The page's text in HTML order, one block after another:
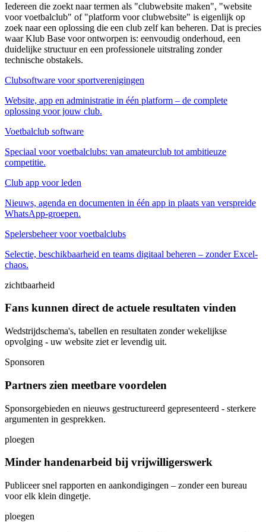
Iedereen die zoekt naar termen als "clubwebsite maken", "website
voor voetbalclub" of "platform voor clubwebsite" is eigenlijk op
zoek naar een oplossing die een club zelf kan beheren. Dat is precies
waar Klub Base voor ontworpen is: eenvoudig onderhoud, een
duidelijke structuur en een professionele uitstraling zonder
technische obstakels.
Clubsoftware voor sportverenigingen
Website, app en administratie in één platform – de complete
oplossing voor jouw club.
Voetbalclub software
Speciaal voor voetbalclubs: van amateurclub tot ambitieuze
competitie.
Club app voor leden
Nieuws, agenda en documenten in één app in plaats van verspreide
WhatsApp-groepen.
Spelersbeheer voor voetbalclubs
Selectie, beschikbaarheid en teams digitaal beheren – zonder Excel-
chaos.
zichtbaarheid
Fans kunnen direct de actuele resultaten vinden
Wedstrijdschema's, tabellen en resultaten zonder wekelijkse
opvolging - uw website ziet er levendig uit.
Sponsoren
Partners zien meetbare voordelen
Sponsorgebieden en nieuws gestructureerd gepresenteerd - sterkere
argumenten in gesprekken.
ploegen
Minder handenarbeid bij vrijwilligerswerk
Publiceer snel rapporten en aankondigingen – zonder een bureau
voor elk klein dingetje.
ploegen